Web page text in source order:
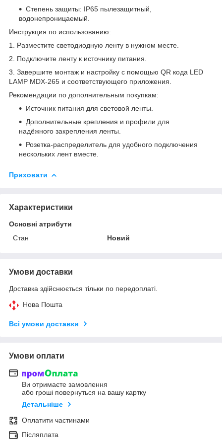
Степень защиты: IP65 пылезащитный,
водонепроницаемый.
Инструкция по использованию:
1. Разместите светодиодную ленту в нужном месте.
2. Подключите ленту к источнику питания.
3. Завершите монтаж и настройку с помощью QR кода LED
LAMP MDX-265 и соответствующего приложения.
Рекомендации по дополнительным покупкам:
Источник питания для световой ленты.
Дополнительные крепления и профили для
надёжного закрепления ленты.
Розетка-распределитель для удобного подключения
нескольких лент вместе.
Приховати
Характеристики
Основні атрибути
Стан
Новий
Умови доставки
Доставка здійснюється тільки по передоплаті.
Нова Пошта
Всі умови доставки
Умови оплати
Ви отримаєте замовлення
або гроші повернуться на вашу картку
Детальніше
Оплатити частинами
Післяплата